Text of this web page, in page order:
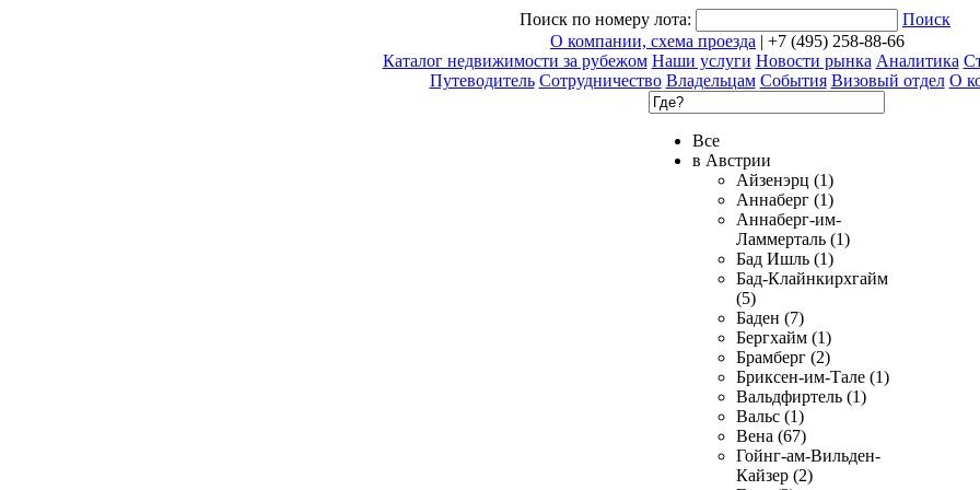
Поиск по номеру лота:
Поиск
О компании, схема проезда | +7 (495) 258-88-66
Каталог недвижимости за рубежом Наши услуги Новости рынка Аналитика
Путеводитель Сотрудничество Владельцам События Визовый отдел О
Все
в Австрии
Айзенэрц (1)
Аннаберг (1)
Аннаберг-им-
Ламмерталь (1)
Бад Ишль (1)
Бад-Клайнкирхгайм
(5)
Баден (7)
Бергхайм (1)
Брамберг (2)
Бриксен-им-Тале (1)
Вальдфиртель (1)
Вальс (1)
Вена (67)
Гойнг-ам-Вильден-
Кайзер (2)